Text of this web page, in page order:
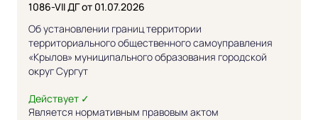
1086-VII ДГ от 01.07.2026
Об установлении границ территории
территориального общественного самоуправления
«Крылов» муниципального образования городской
округ Сургут
Действует ✓
Является нормативным правовым актом